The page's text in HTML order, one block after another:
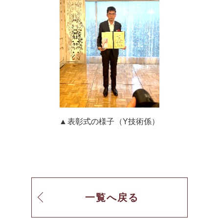
▲表彰式の様子（Y技術係）
一覧へ戻る